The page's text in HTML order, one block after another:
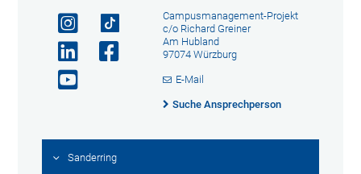
Campusmanagement-Projekt
c/o Richard Greiner
Am Hubland
97074 Würzburg
E-Mail
Suche Ansprechperson
Sanderring